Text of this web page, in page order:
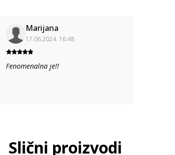
Marijana
17.06.2024. 16:48
Fenomenalna je!!
Slični proizvodi